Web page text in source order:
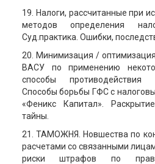
19. Налоги, рассчитанные при
методов определения
Суд.практика. Ошибки,
20. Минимизация /
ВАСУ по применению
способы противодействия
Способы борьбы ГФС с
«Феникс Капитал».
тайны.
21. ТАМОЖНЯ. Новшества по
расчетами со связанными
риски штрафов по